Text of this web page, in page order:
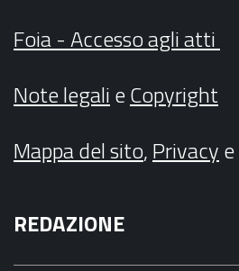
Foia - Accesso agli atti
Note legalieCopyright
Mappa del sito,Privacye
REDAZIONE